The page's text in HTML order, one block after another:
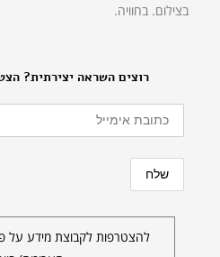
רוצים השראה יצירתית?
להצטרפות לקבוצת מידע על
בצילום. בחוויה.